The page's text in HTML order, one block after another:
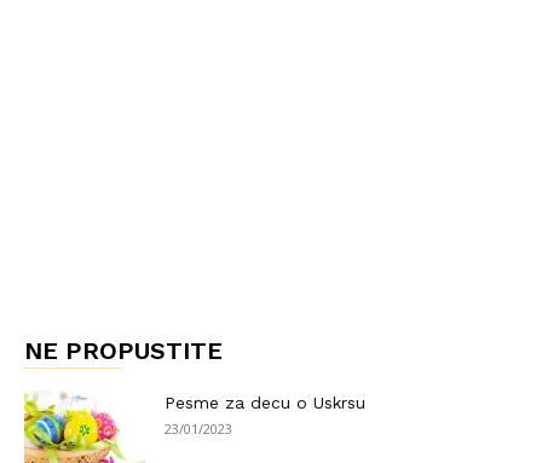
NE PROPUSTITE
Pesme za decu o Uskrsu
23/01/2023